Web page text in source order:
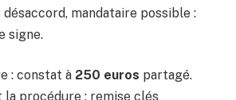
mandataire possible :
signe.
: constat à 250 euros partagé.
la procédure : remise clés